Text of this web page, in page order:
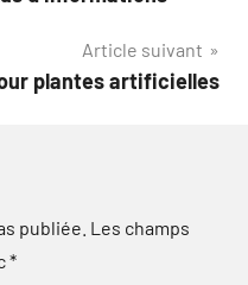
Article suivant
plantes artificielles
publiée. Les champs
*